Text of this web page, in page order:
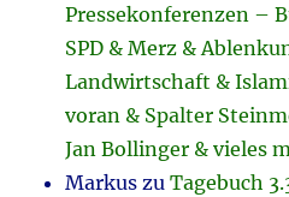
Pressekonferenzen –
SPD & Merz &
Landwirtschaft &
voran & Spalter
Jan Bollinger & vieles
Markus zuTagebuch